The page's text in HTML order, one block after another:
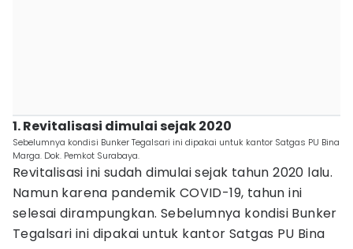
1. Revitalisasi dimulai sejak 2020
Sebelumnya kondisi Bunker Tegalsari ini dipakai untuk kantor Satgas PU Bina
Marga. Dok. Pemkot Surabaya.
Revitalisasi ini sudah dimulai sejak tahun 2020 lalu.
Namun karena pandemik COVID-19, tahun ini
selesai dirampungkan. Sebelumnya kondisi Bunker
Tegalsari ini dipakai untuk kantor Satgas PU Bina